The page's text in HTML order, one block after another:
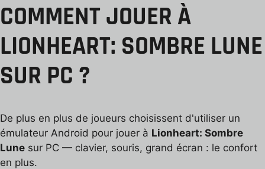
COMMENT JOUER À
LIONHEART: SOMBRE LUNE
SUR PC ?
De plus en plus de joueurs choisissent d'utiliser un
émulateur Android pour jouer à Lionheart: Sombre
Lune sur PC — clavier, souris, grand écran : le confort
en plus.